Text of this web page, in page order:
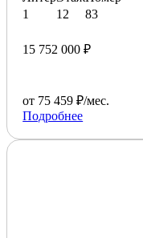
1
12
83
15 752 000 ₽
от 75 459 ₽/мес.
Подробнее